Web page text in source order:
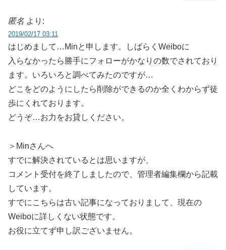
匿名 より:
2019/02/17 03:11
はじめまして…Minと申します。しばらくWeiboに
入らなかったら勝手にフォローがかなりの数でされており
ます。いろいろと調べてみたのですが…
どこをどのようにしたら削除ができるのか全くわからず徒
歩にくれております。
どうぞ…お力をお貸しください。
＞Minさんへ
すでに解決されているとは思いますが、
コメント受付を終了しましたので、管理者編集欄から記載
しています。
すでにこちらは古い記事になっておりまして、現在の
Weiboに詳しくない状態です。
お役に立てず申し訳ございません。